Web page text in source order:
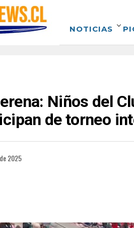
NOTICIAS
Niños del
de torneo
2025